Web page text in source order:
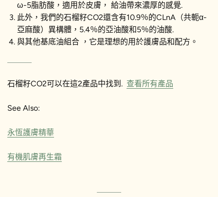
ω-5脂肪酸，適用於皮膚， 給油帶來濃厚的感覺.
此外，我們的石榴籽CO2還含有10.9％的CLnA（共軛α-
亞麻酸）異構體，5.4％的亞油酸和5％的油酸.
與其他基底油組合 ，它是理想的用於護膚品和配方。
石榴籽CO2可以在這2產品中找到. 查看所有產品
See Also:
永恆護膚精華
有機肌膚再生霜